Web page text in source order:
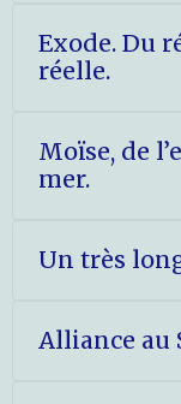
Exode. Du
réelle.
Moïse, de
mer.
Un très
Alliance au